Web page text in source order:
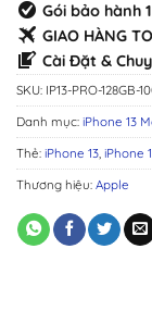
Gói bảo hành
GIAO HÀNG
Cài Đặt &
SKU: IP13-PRO-128GB-
Danh mục: iPhone 13
Thẻ: iPhone 13, iPhone
Thương hiệu: Apple